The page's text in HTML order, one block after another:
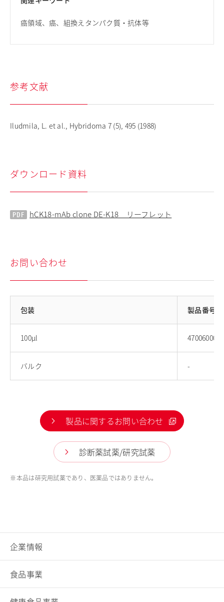
癌領域、癌、組換えタンパク質・抗体等
参考文献
Iludmila, L. et al., Hybridoma 7 (5), 495 (1988)
ダウンロード資料
hCK18-mAb clone DE-K18 リーフレット
お問い合わせ
包装 製品番号
100μl 47006000
バルク -
製品に関するお問い合わせ
診断薬試薬/研究試薬
※本品は研究用試薬であり、医薬品ではありません。
企業情報
食品事業